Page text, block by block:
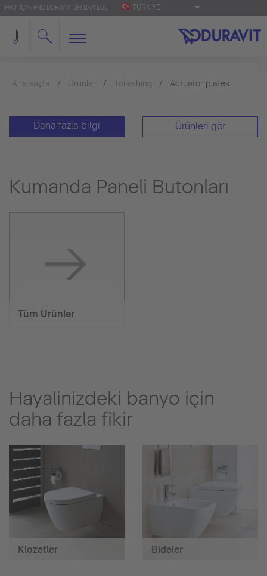
'PRO' IÇIN: PRO.DURAVIT BIR BAYI BUL TÜRKIYE
Ana sayfa Ürünler Toileshing Actuator plates
Daha fazla bilgi Ürünleri gör
Kumanda Paneli Butonları
Tüm Ürünler
Hayalinizdeki banyo için
daha fazla fikir
Klozetler Bideler